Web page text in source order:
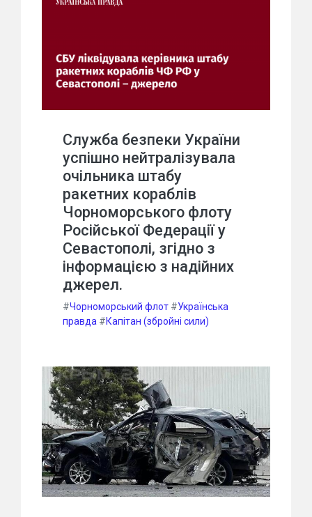
Служба безпеки України
успішно нейтралізувала
очільника штабу
ракетних кораблів
Чорноморського флоту
Російської Федерації у
Севастополі, згідно з
інформацією з надійних
джерел.
#Чорноморський флот #Українська
правда #Капітан (збройні сили)